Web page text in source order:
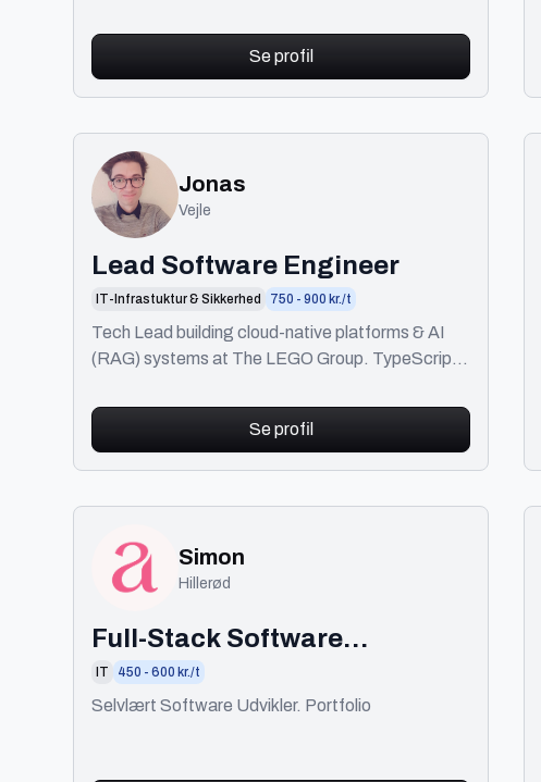
Se profil
Jonas
Vejle
Lead Software Engineer
IT-Infrastuktur & Sikkerhed 750 - 900 kr./t
Tech Lead building cloud-native platforms & AI
(RAG) systems at The LEGO Group. TypeScript.
Se profil
Simon
Hillerød
Full-Stack Software
Developer
IT 450 - 600 kr./t
Selvlært Software Udvikler. Portfolio